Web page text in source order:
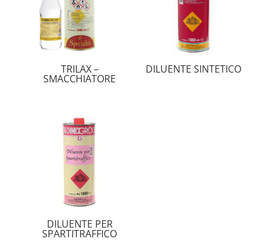
TRILAX –
SMACCHIATORE
DILUENTE SINTETICO
DILUENTE PER
SPARTITRAFFICO